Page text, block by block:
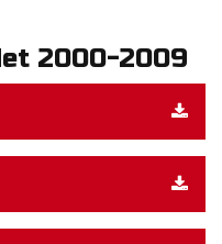
2000-2009